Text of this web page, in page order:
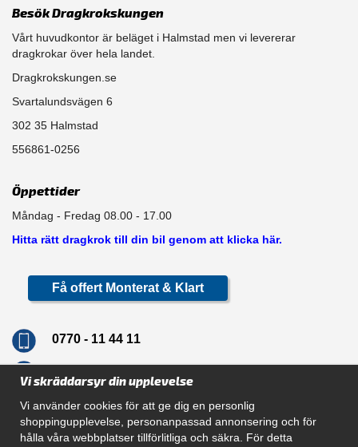
Besök Dragkrokskungen
Vårt huvudkontor är beläget i Halmstad men vi levererar
dragkrokar över hela landet.
Dragkrokskungen.se
Svartalundsvägen 6
302 35 Halmstad
556861-0256
Öppettider
Måndag - Fredag 08.00 - 17.00
Hitta rätt dragkrok till din bil genom att klicka här.
Få offert Monterat & Klart
0770 - 11 44 11
Vi skräddarsyr din upplevelse
Vi använder cookies för att ge dig en personlig
shoppingupplevelse, personanpassad annonsering och för
hålla våra webbplatser tillförlitliga och säkra. För detta